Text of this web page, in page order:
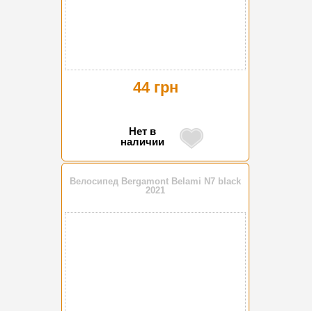
44 грн
Нет в
наличии
Велосипед Bergamont Belami N7 black
2021